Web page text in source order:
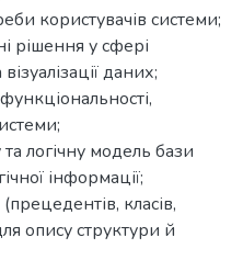
користувачів системи;
рішення у сфері
даних;
логічну модель бази
інформації;
класів,
опису структури й